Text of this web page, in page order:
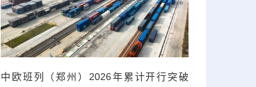
中欧班列（郑州）2026年累计开行突破